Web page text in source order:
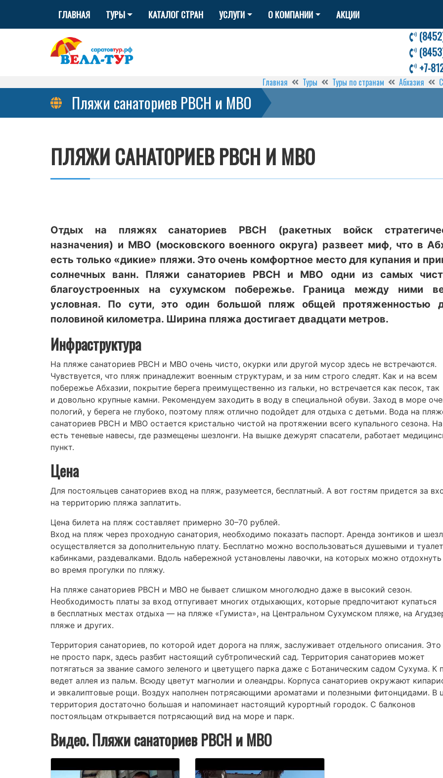
ГЛАВНАЯ ТУРЫ КАТАЛОГ СТРАН УСЛУГИ О КОМПАНИИ АКЦИИ
+7-
Главная
Туры Туры по странам Абхазия
Пляжи санаториев РВСН и МВО
ПЛЯЖИ САНАТОРИЕВ РВСН И МВО
Отдых на пляжях санаториев РВСН (ракетных войск
назначения) и МВО (московского военного округа) развеет миф, что в
есть только «дикие» пляжи. Это очень комфортное место для купания и
солнечных ванн. Пляжи санаториев РВСН и МВО одни из самых
благоустроенных на сухумском побережье. Граница между ними
условная. По сути, это один большой пляж общей протяженностью
половиной километра. Ширина пляжа достигает двадцати метров.
Инфраструктура
На пляже санаториев РВСН и МВО очень чисто, окурки или другой мусор здесь не встречаются.
Чувствуется, что пляж принадлежит военным структурам, и за ним строго следят. Как и на всем
побережье Абхазии, покрытие берега преимущественно из гальки, но встречается как песок, так
и довольно крупные камни. Рекомендуем заходить в воду в специальной обуви. Заход в море
пологий, у берега не глубоко, поэтому пляж отлично подойдет для отдыха с детьми. Вода на
санаториев РВСН и МВО остается кристально чистой на протяжении всего купального сезона.
есть теневые навесы, где размещены шезлонги. На вышке дежурят спасатели, работает
пункт.
Цена
Для постояльцев санаториев вход на пляж, разумеется, бесплатный. А вот гостям придется за
на территорию пляжа заплатить.
Цена билета на пляж составляет примерно 30–70 рублей.
Вход на пляж через проходную санатория, необходимо показать паспорт. Аренда зонтиков и
осуществляется за дополнительную плату. Бесплатно можно воспользоваться душевыми и
кабинками, раздевалками. Вдоль набережной установлены лавочки, на которых можно отдохнуть
во время прогулки по пляжу.
На пляже санаториев РВСН и МВО не бывает слишком многолюдно даже в высокий сезон.
Необходимость платы за вход отпугивает многих отдыхающих, которые предпочитают купаться
в бесплатных местах отдыха — на пляже «Гумиста», на Центральном Сухумском пляже, на
пляже и других.
Территория санаториев, по которой идет дорога на пляж, заслуживает отдельного описания. Это
не просто парк, здесь разбит настоящий субтропический сад. Территория санаториев может
потягаться за звание самого зеленого и цветущего парка даже с Ботаническим садом Сухума. К
ведет аллея из пальм. Всюду цветут магнолии и олеандры. Корпуса санаториев окружают
и эвкалиптовые рощи. Воздух наполнен потрясающими ароматами и полезными фитонцидами. В
территория достаточно большая и напоминает настоящий курортный городок. С балконов
постояльцам открывается потрясающий вид на море и парк.
Видео. Пляжи санаториев РВСН и МВО